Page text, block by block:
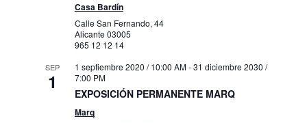
Casa Bardín
Calle San Fernando, 44
Alicante 03005
965 12 12 14
SEP
1
1 septiembre 2020 / 10:00 AM-31 diciembre 2030 /
7:00 PM
EXPOSICIÓN PERMANENTE MARQ
Marq